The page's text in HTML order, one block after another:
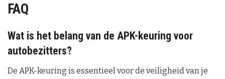
FAQ
Wat is het belang van de APK-keuring voor
autobezitters?
De APK-keuring is essentieel voor de veiligheid van je